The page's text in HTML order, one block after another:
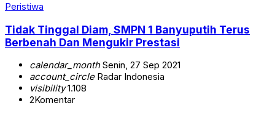
Peristiwa
Tidak Tinggal Diam, SMPN 1 Banyuputih Terus
Berbenah Dan Mengukir Prestasi
calendar_monthSenin, 27 Sep 2021
account_circleRadar Indonesia
visibility1.108
2Komentar